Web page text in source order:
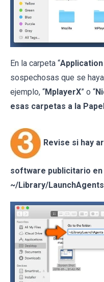
En la carpeta “
sospechosas que se
ejemplo, “MplayerX” o “
esas carpetas a la
Revise si hay
software publicitario en
~/Library/